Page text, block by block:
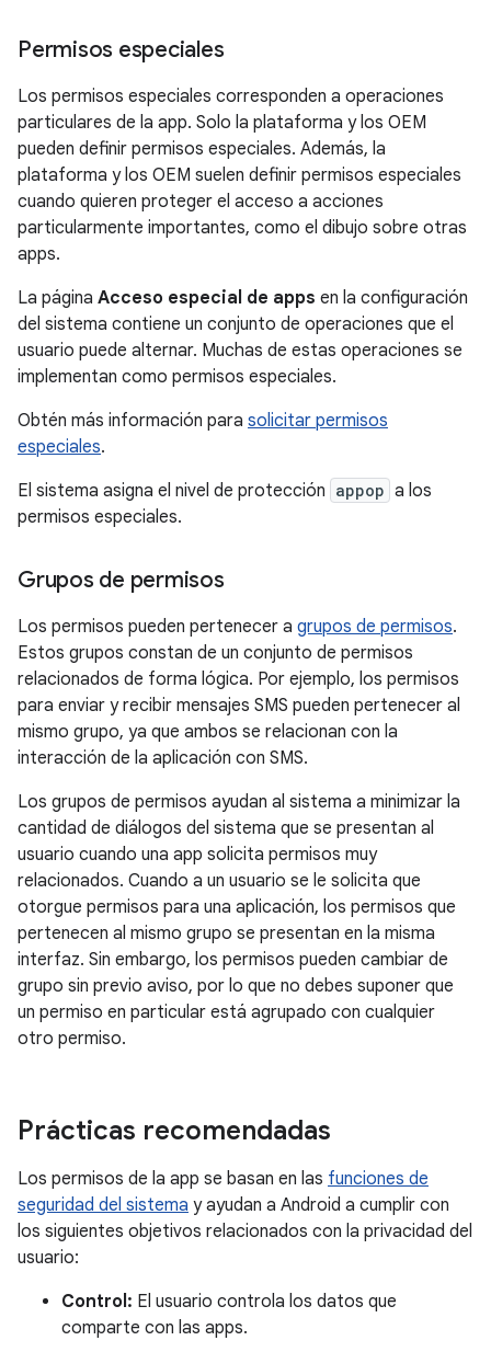
Permisos especiales
Los permisos especiales corresponden a operaciones
particulares de la app. Solo la plataforma y los OEM
pueden definir permisos especiales. Además, la
plataforma y los OEM suelen definir permisos especiales
cuando quieren proteger el acceso a acciones
particularmente importantes, como el dibujo sobre otras
apps.
La página Acceso especial de apps en la configuración
del sistema contiene un conjunto de operaciones que el
usuario puede alternar. Muchas de estas operaciones se
implementan como permisos especiales.
Obtén más información para solicitar permisos
especiales.
El sistema asigna el nivel de protección appop a los
permisos especiales.
Grupos de permisos
Los permisos pueden pertenecer a grupos de permisos.
Estos grupos constan de un conjunto de permisos
relacionados de forma lógica. Por ejemplo, los permisos
para enviar y recibir mensajes SMS pueden pertenecer al
mismo grupo, ya que ambos se relacionan con la
interacción de la aplicación con SMS.
Los grupos de permisos ayudan al sistema a minimizar la
cantidad de diálogos del sistema que se presentan al
usuario cuando una app solicita permisos muy
relacionados. Cuando a un usuario se le solicita que
otorgue permisos para una aplicación, los permisos que
pertenecen al mismo grupo se presentan en la misma
interfaz. Sin embargo, los permisos pueden cambiar de
grupo sin previo aviso, por lo que no debes suponer que
un permiso en particular está agrupado con cualquier
otro permiso.
Prácticas recomendadas
Los permisos de la app se basan en las funciones de
seguridad del sistema y ayudan a Android a cumplir con
los siguientes objetivos relacionados con la privacidad del
usuario:
Control: El usuario controla los datos que
comparte con las apps.